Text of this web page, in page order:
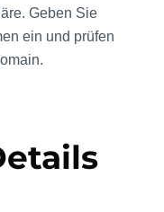
Geben Sie
ein und prüfen